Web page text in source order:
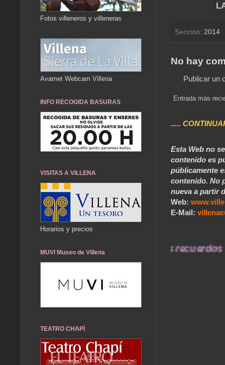
Sección: 2014
No hay
Publicar un
Entrada más
.....
Esta Web no
contenido es
públicamente
contenido. No
nueva a partir
Web:
E-Mail:
... Nuestros recuerdos de ayer
Fotos villeneros y villeneras
Avamet Webcam Villena
INFO RECOGIDA BASURAS
VISITAS A VILLENA
Horarios y precios
MUVI Museo de Villena
TEATRO CHAPÍ